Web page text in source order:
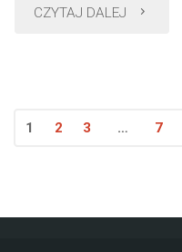
CZYTAJ DALEJ "Komersz
K!Talavija
Rydze"
po
1 2 3 … 7